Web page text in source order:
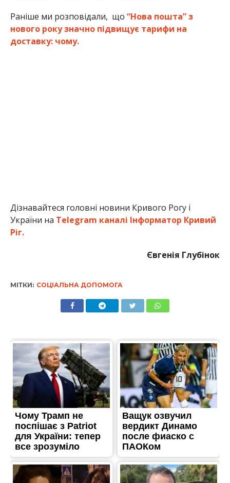
Раніше ми розповідали, що “Нова пошта” з
нового року значно підвищує тарифи на
доставку: чому.
Дізнавайтеся головні новини Кривого Рогу і
України на Telegram каналі Інформатор Кривий
Ріг.
Євгенія Глубінок
МІТКИ: СОЦІАЛЬНА ДОПОМОГА